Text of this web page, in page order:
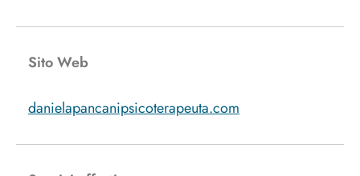
Sito Web
danielapancanipsicoterapeuta.com